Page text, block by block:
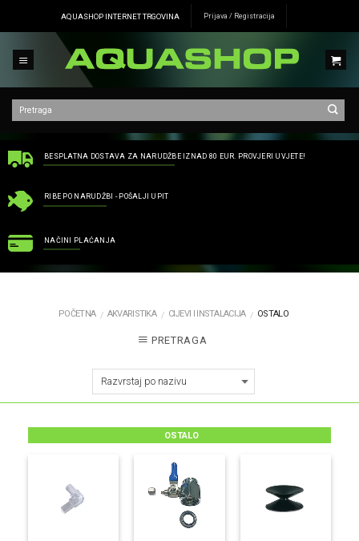
AQUASHOP INTERNET TRGOVINA Prijava / Registracija
BESPLATNA DOSTAVA ZA NARUDŽBE IZNAD 80 EUR. PROVJERI UVJETE!
RIBE PO NARUDŽBI - POŠALJI UPIT
NAČINI PLAĆANJA
POČETNA / AKVARISTIKA / CIJEVI I INSTALACIJA / OSTALO
PRETRAGA
OSTALO